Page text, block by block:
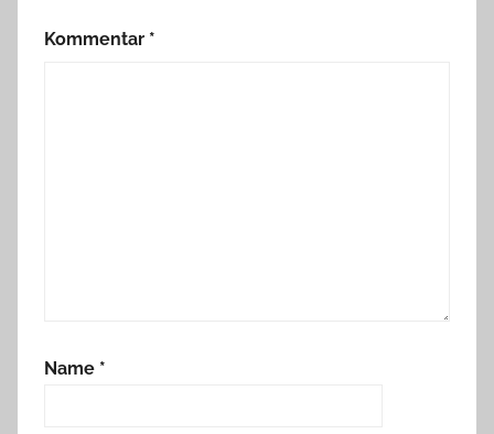
Kommentar *
Name *